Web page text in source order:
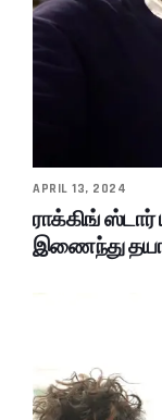
APRIL 13, 2024
ராக்கிங்
இணைந்து